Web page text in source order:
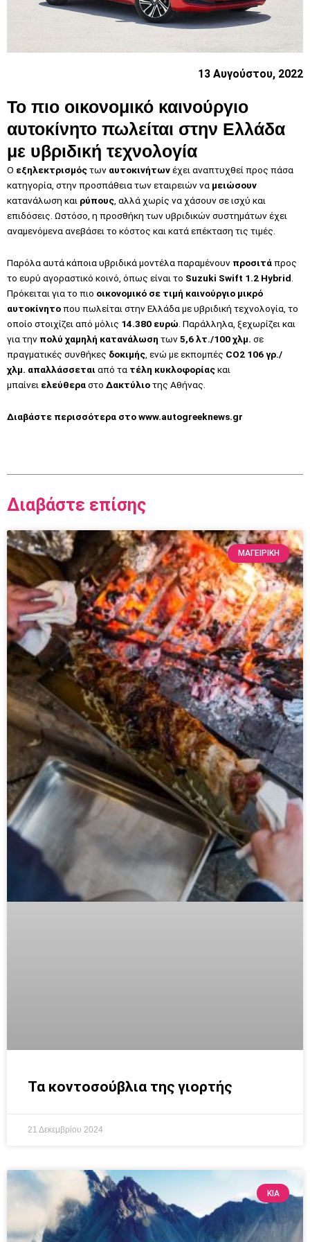
13 Αυγούστου, 2022
Το πιο οικονομικό καινούργιο
αυτοκίνητο πωλείται στην Ελλάδα
με υβριδική τεχνολογία
Ο εξηλεκτρισμόςτων αυτοκινήτωνέχει αναπτυχθεί προς πάσα
κατηγορία, στην προσπάθεια των εταιρειών να μειώσουν
κατανάλωση και ρύπους, αλλά χωρίς να χάσουν σε ισχύ και
επιδόσεις. Ωστόσο, η προσθήκη των υβριδικών συστημάτων έχει
αναμενόμενα ανεβάσει το κόστος και κατά επέκταση τις τιμές.
Παρόλα αυτά κάποια υβριδικά μοντέλα παραμένουν προσιτάπρος
το ευρύ αγοραστικό κοινό, όπως είναι το Suzuki Swift 1.2 Hybrid.
Πρόκειται για το πιο οικονομικό σε τιμή καινούργιο μικρό
αυτοκίνητοπου πωλείται στην Ελλάδα με υβριδική τεχνολογία, το
οποίο στοιχίζει από μόλις 14.380 ευρώ. Παράλληλα, ξεχωρίζει και
για την πολύ χαμηλή κατανάλωση των5,6 λτ./100 χλμ. σε
πραγματικές συνθήκες δοκιμής, ενώ με εκπομπές CO2 106 γρ./
χλμ. απαλλάσσεταιαπό τα τέλη κυκλοφορίαςκαι
μπαίνει ελεύθεραστο Δακτύλιοτης Αθήνας.
Διαβάστε περισσότερα στοwww.autogreeknews.gr
Διαβάστε επίσης
ΜΑΓΕΙΡΙΚΗ
Τα κοντοσούβλια της γιορτής
21 Δεκεμβρίου 2024
KIA